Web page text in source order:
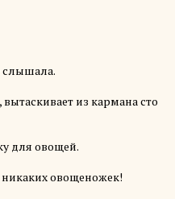
слышала.
из кармана сто
для овощей.
овощеножек!